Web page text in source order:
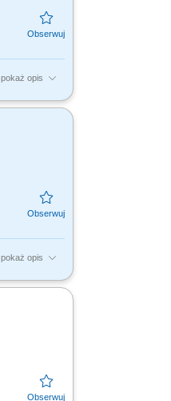
pokaż opis
pokaż opis